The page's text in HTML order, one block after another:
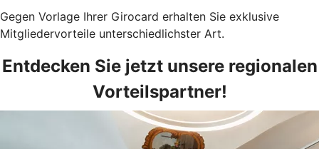
Gegen Vorlage Ihrer Girocard erhalten Sie exklusive
Mitgliedervorteile unterschiedlichster Art.
Entdecken Sie jetzt unsere regionalen
Vorteilspartner!